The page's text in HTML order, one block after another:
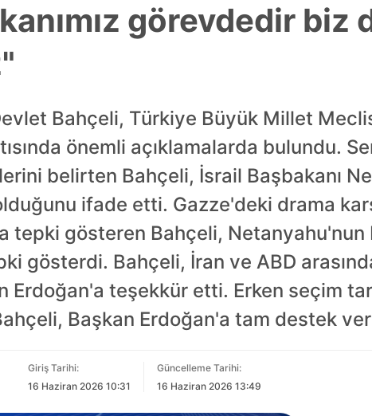
görevdedir biz
Bahçeli, Türkiye Büyük Millet
önemli açıklamalarda bulundu.
belirten Bahçeli, İsrail Başbakanı
ifade etti. Gazze'deki drama
tepki gösteren Bahçeli, Netanyahu'nun
gösterdi. Bahçeli, İran ve ABD
Erdoğan'a teşekkür etti. Erken seçim
Başkan Erdoğan'a tam destek
Giriş Tarihi:
16 Haziran 2026 10:31
Güncelleme Tarihi:
16 Haziran 2026 13:49